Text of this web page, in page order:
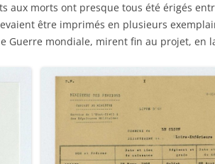
aux morts ont presque tous été érigés
être imprimés en plusieurs
Guerre mondiale, mirent fin au projet, en